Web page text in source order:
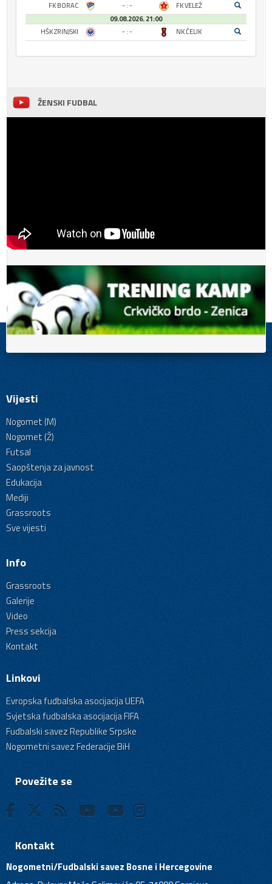
FK BORAC
- : -
FK VELEŽ
09.08.2026. 21:00
HŠK ZRINJSKI
- : - NK ČELIK
ŽENSKI FUDBAL
Vijesti
Nogomet (M)
Nogomet (Ž)
Futsal
Saopštenja za javnost
Edukacija
Mediji
Grassroots
Sve vijesti
Info
Grassroots
Galerije
Video
Press sekcija
Kontakt
Linkovi
Evropska fudbalska asocijacija UEFA
Svjetska fudbalska asocijacija FIFA
Fudbalski savez Republike Srpske
Nogometni savez Federacije BiH
Povežite se
Kontakt
Nogometni/Fudbalski savez Bosne i Hercegovine